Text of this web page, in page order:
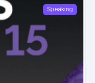
Speaking